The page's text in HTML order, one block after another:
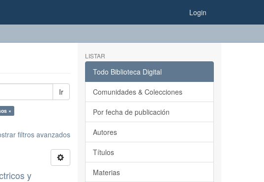
Login
Ir
×
filtros avanzados
y
LISTAR
Todo Biblioteca Digital
Comunidades & Colecciones
Por fecha de publicación
Autores
Títulos
Materias